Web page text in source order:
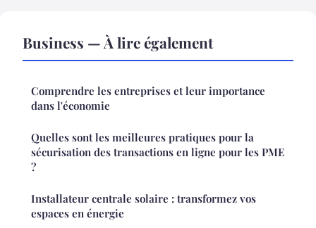
Business — À lire également
Comprendre les entreprises et leur importance
dans l'économie
Quelles sont les meilleures pratiques pour la
sécurisation des transactions en ligne pour les PME
?
Installateur centrale solaire : transformez vos
espaces en énergie